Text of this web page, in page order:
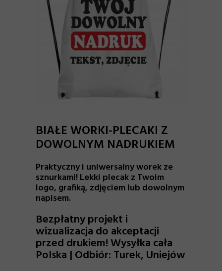
BIAŁE WORKI-PLECAKI Z
DOWOLNYM NADRUKIEM
Praktyczny i uniwersalny worek ze
sznurkami! Lekki plecak z Twoim
logo, grafiką, zdjęciem lub dowolnym
napisem.
Bezpłatny projekt i
wizualizacja do akceptacji
przed drukiem! Wysyłka cała
Polska | Odbiór: Turek, Uniejów